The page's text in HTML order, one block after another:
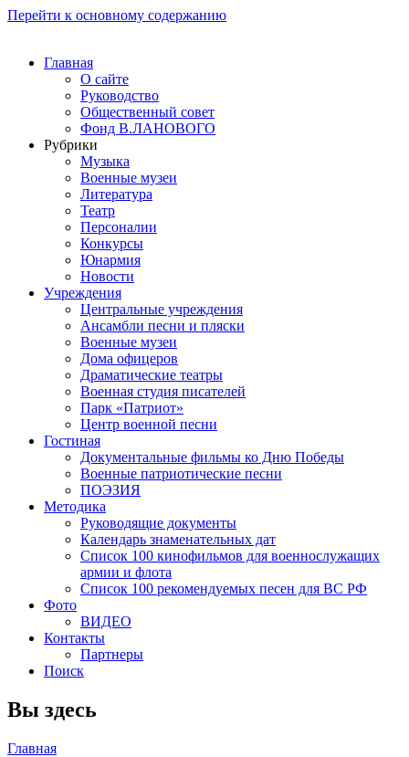
Перейти к основному содержанию
Главная
О сайте
Руководство
Общественный совет
Фонд В.ЛАНОВОГО
Рубрики
Музыка
Военные музеи
Литература
Театр
Персоналии
Конкурсы
Юнармия
Новости
Учреждения
Центральные учреждения
Ансамбли песни и пляски
Военные музеи
Дома офицеров
Драматические театры
Военная студия писателей
Парк «Патриот»
Центр военной песни
Гостиная
Документальные фильмы ко Дню Победы
Военные патриотические песни
ПОЭЗИЯ
Методика
Руководящие документы
Календарь знаменательных дат
Список 100 кинофильмов для военнослужащих
армии и флота
Список 100 рекомендуемых песен для ВС РФ
Фото
ВИДЕО
Контакты
Партнеры
Поиск
Вы здесь
Главная